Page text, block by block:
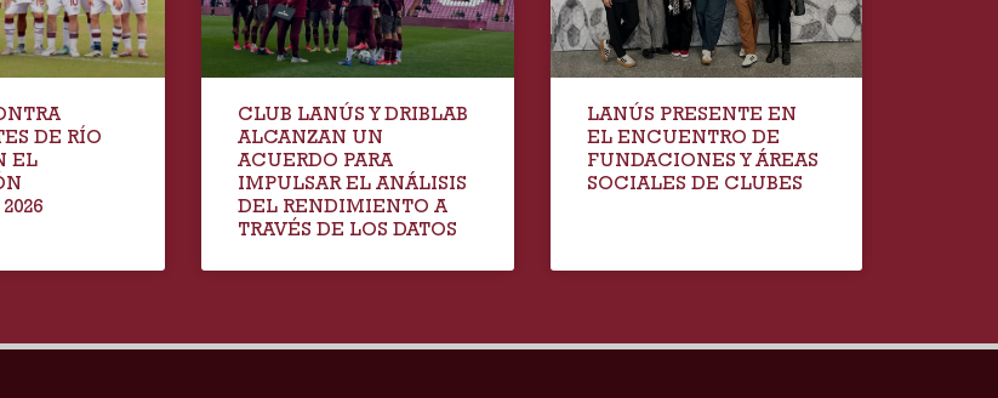
DE RÍO
EL
CLUB LANÚS Y DRIBLAB
ALCANZAN UN
ACUERDO PARA
IMPULSAR EL ANÁLISIS
DEL RENDIMIENTO A
TRAVÉS DE LOS DATOS
LANÚS PRESENTE EN
EL ENCUENTRO DE
FUNDACIONES Y ÁREAS
SOCIALES DE CLUBES